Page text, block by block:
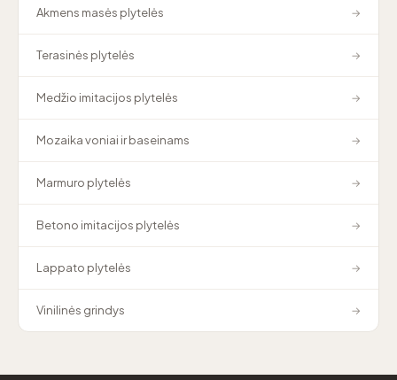
Akmens masės plytelės →
Terasinės plytelės →
Medžio imitacijos plytelės →
Mozaika voniai ir baseinams →
Marmuro plytelės →
Betono imitacijos plytelės →
Lappato plytelės →
Vinilinės grindys →